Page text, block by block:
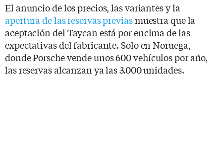
El anuncio de los precios, las variantes y la
apertura de las reservas previasmuestra que la
aceptación del Taycan está por encima de las
expectativas del fabricante. Solo en Noruega,
donde Porsche vende unos 600 vehículos por año,
las reservas alcanzan ya las 3.000 unidades.